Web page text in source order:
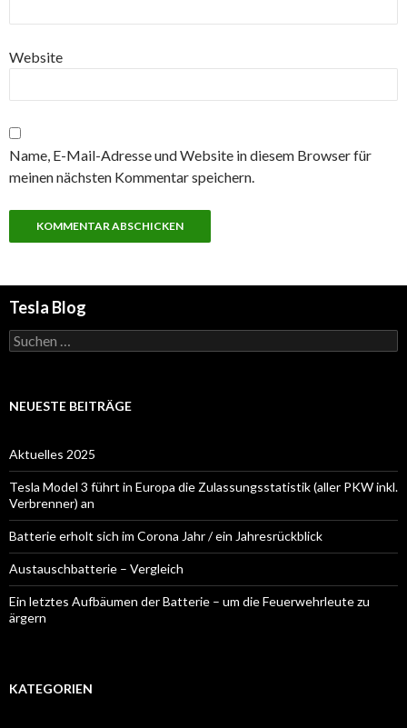
Website
Name, E-Mail-Adresse und Website in diesem Browser für
meinen nächsten Kommentar speichern.
Tesla Blog
Suchen
nach:
NEUESTE BEITRÄGE
Aktuelles 2025
Tesla Model 3 führt in Europa die Zulassungsstatistik (aller PKW inkl.
Verbrenner) an
Batterie erholt sich im Corona Jahr / ein Jahresrückblick
Austauschbatterie – Vergleich
Ein letztes Aufbäumen der Batterie – um die Feuerwehrleute zu
ärgern
KATEGORIEN